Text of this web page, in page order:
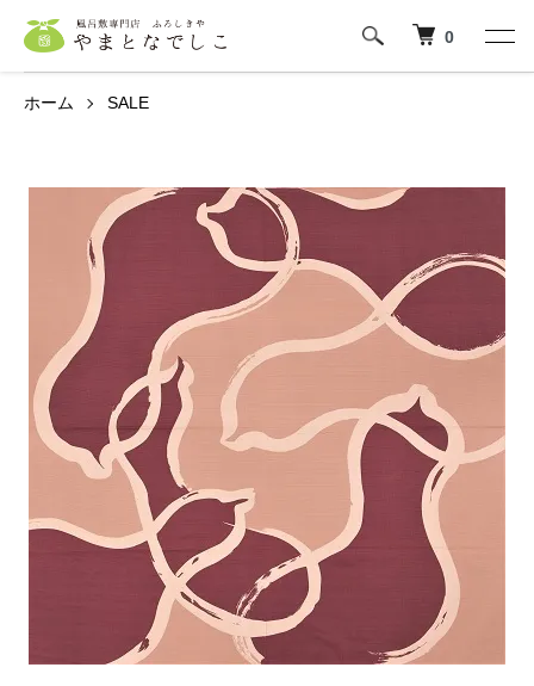
0
ホーム SALE